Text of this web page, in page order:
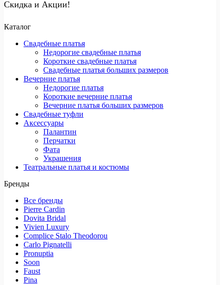
Скидка и Акции!
Каталог
Свадебные платья
Недорогие свадебные платья
Короткие свадебные платья
Свадебные платья больших размеров
Вечерние платья
Недорогие платья
Короткие вечерние платья
Вечерние платья больших размеров
Свадебные туфли
Аксессуары
Палантин
Перчатки
Фата
Украшения
Театральные платья и костюмы
Бренды
Все бренды
Pierre Cardin
Dovita Bridal
Vivien Luxury
Complice Stalo Theodorou
Carlo Pignatelli
Pronuptia
Soon
Faust
Pina